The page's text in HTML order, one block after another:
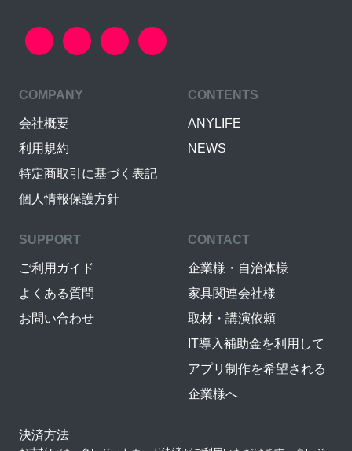
COMPANY
会社概要
利用規約
特定商取引に基づく表記
個人情報保護方針
CONTENTS
ANYLIFE
NEWS
SUPPORT
ご利用ガイド
よくある質問
お問い合わせ
CONTACT
企業様・自治体様
家具関連会社様
取材・講演依頼
IT導入補助金を利用して
アプリ制作を希望される
企業様へ
決済方法